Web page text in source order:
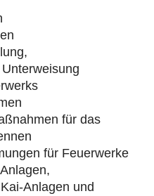
für das
für Feuerwerke
Anlagen und